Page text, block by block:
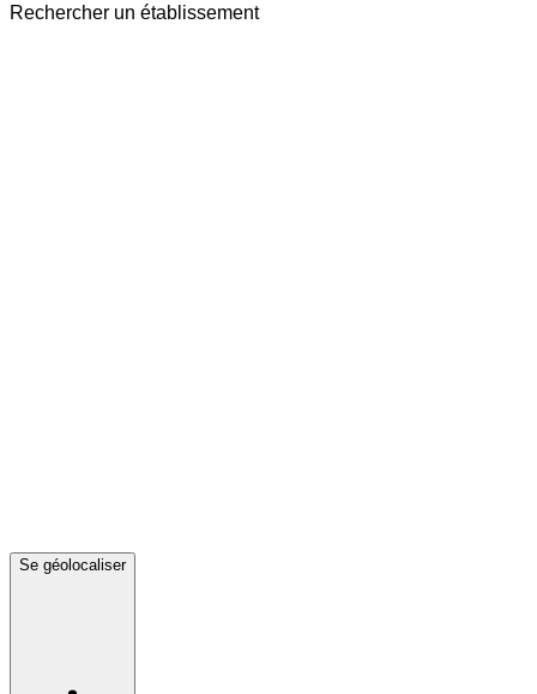
Rechercher un établissement
Se géolocaliser